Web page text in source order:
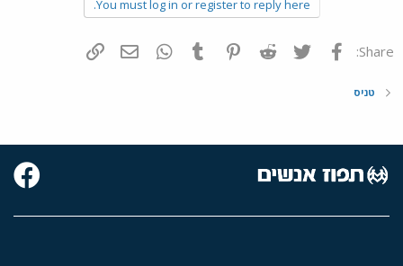
You must log in or register to reply here.
Share: פייסבוק Twitter
Reddit
Pinterest
Tumblr
WhatsAppדואר אלקטרוני
טניס